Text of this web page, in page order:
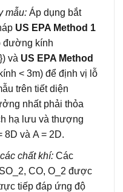
mẫu:Áp dụng bắt
US EPA Method 1
đường kính
) và US EPA Method
< 3m) để định vị lỗ
trên tiết diện
nhất phải thỏa
hạ lưu và thượng
8D và A = 2D.
chất khí:Các
CO, O_2 được
tiếp đáp ứng độ